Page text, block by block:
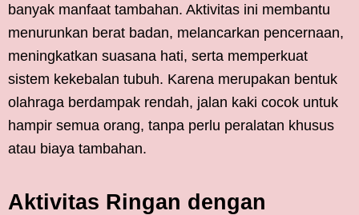
banyak manfaat tambahan. Aktivitas ini membantu
menurunkan berat badan, melancarkan pencernaan,
meningkatkan suasana hati, serta memperkuat
sistem kekebalan tubuh. Karena merupakan bentuk
olahraga berdampak rendah, jalan kaki cocok untuk
hampir semua orang, tanpa perlu peralatan khusus
atau biaya tambahan.
Aktivitas Ringan dengan